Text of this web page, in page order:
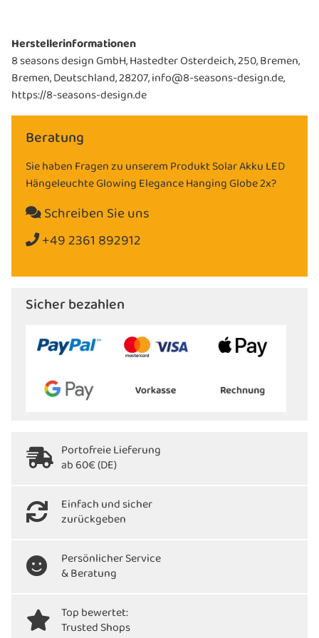
Herstellerinformationen
8 seasons design GmbH, Hastedter Osterdeich, 250, Bremen,
Bremen, Deutschland, 28207, info@8-seasons-design.de,
https://8-seasons-design.de
Beratung
Sie haben Fragen zu unserem Produkt Solar Akku LED
Hängeleuchte Glowing Elegance Hanging Globe 2x?
Schreiben Sie uns
+49 2361 892912
Sicher bezahlen
Portofreie Lieferung
ab 60€ (DE)
Einfach und sicher
zurückgeben
Persönlicher Service
& Beratung
Top bewertet:
Trusted Shops